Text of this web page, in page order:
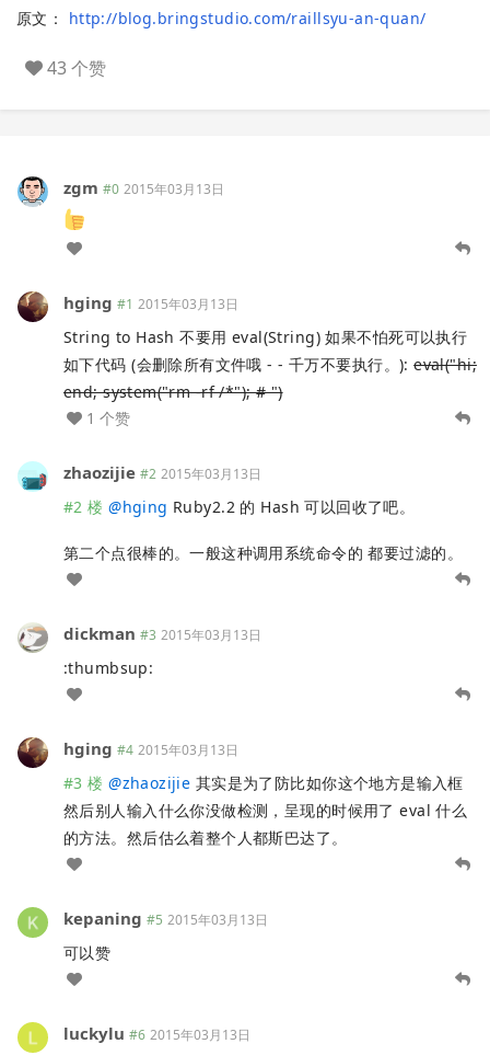
原文： http://blog.bringstudio.com/raillsyu-an-quan/
43 个赞
zgm #0 2015年03月13日
hging #1 2015年03月13日
String to Hash 不要用 eval(String) 如果不怕死可以执行
如下代码 (会删除所有文件哦 - - 千万不要执行。):eval("hi;
end; system("rm -rf /*"); # ")
1 个赞
zhaozijie #2 2015年03月13日
#2 楼 @hging Ruby2.2 的 Hash 可以回收了吧。
第二个点很棒的。一般这种调用系统命令的 都要过滤的。
dickman #3 2015年03月13日
:thumbsup:
hging #4 2015年03月13日
#3 楼 @zhaozijie 其实是为了防比如你这个地方是输入框
然后别人输入什么你没做检测，呈现的时候用了 eval 什么
的方法。然后估么着整个人都斯巴达了。
kepaning #5 2015年03月13日
可以赞
luckylu #6 2015年03月13日